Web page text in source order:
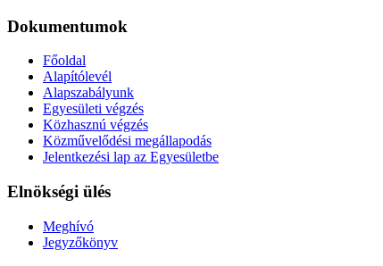
Dokumentumok
Főoldal
Alapítólevél
Alapszabályunk
Egyesületi végzés
Közhasznú végzés
Közművelődési megállapodás
Jelentkezési lap az Egyesületbe
Elnökségi ülés
Meghívó
Jegyzőkönyv